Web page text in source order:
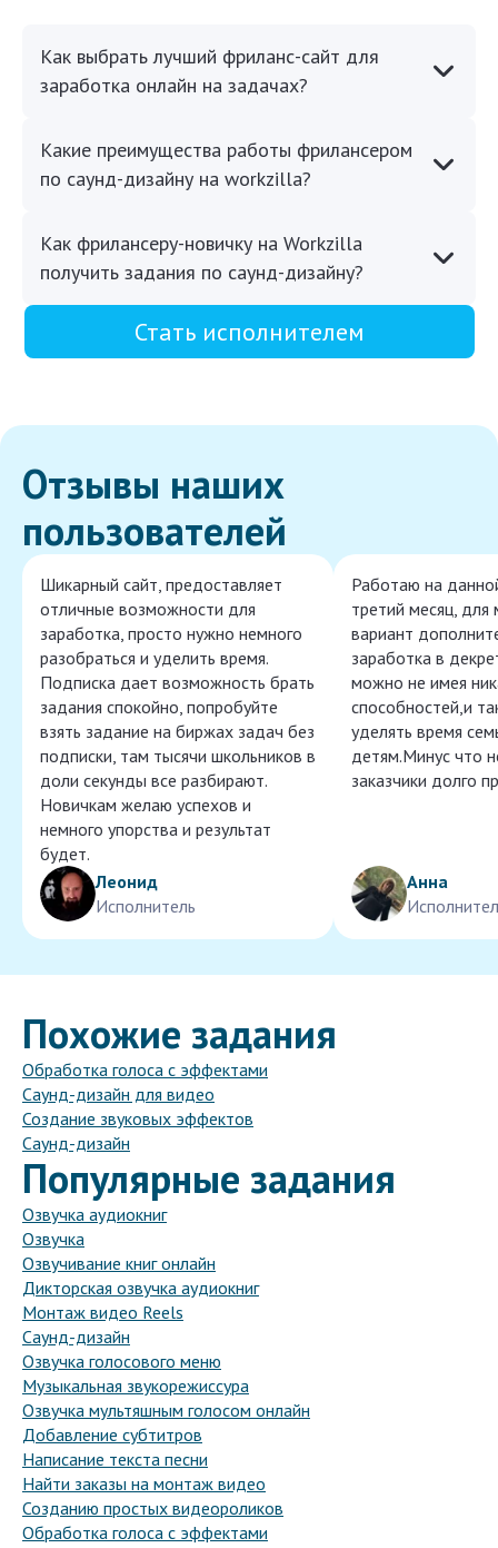
Как выбрать лучший фриланс-сайт для
заработка онлайн на задачах?
Какие преимущества работы фрилансером
по саунд-дизайну на workzilla?
Как фрилансеру-новичку на Workzilla
получить задания по саунд-дизайну?
Стать исполнителем
Отзывы наших
пользователей
Шикарный сайт, предоставляет
отличные возможности для
заработка, просто нужно немного
разобраться и уделить время.
Подписка дает возможность брать
задания спокойно, попробуйте
взять задание на биржах задач без
подписки, там тысячи школьников в
доли секунды все разбирают.
Новичкам желаю успехов и
немного упорства и результат
будет.
Леонид
Исполнитель
Работаю на
третий месяц, для
вариант
заработка в
можно не имея
способностей,и
уделять время
детям.Минус что
заказчики долго
Анна
Похожие задания
Обработка голоса с эффектами
Саунд-дизайн для видео
Создание звуковых эффектов
Саунд-дизайн
Популярные задания
Озвучка аудиокниг
Озвучка
Озвучивание книг онлайн
Дикторская озвучка аудиокниг
Монтаж видео Reels
Саунд-дизайн
Озвучка голосового меню
Музыкальная звукорежиссура
Озвучка мультяшным голосом онлайн
Добавление субтитров
Написание текста песни
Найти заказы на монтаж видео
Созданию простых видеороликов
Обработка голоса с эффектами